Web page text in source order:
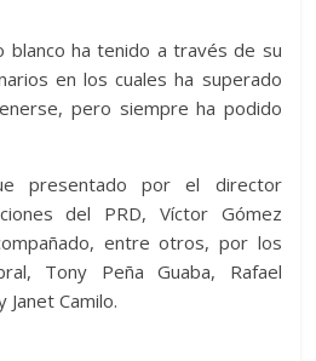
blanco ha tenido a través de su
en los cuales ha superado
pero siempre ha podido
presentado por el director
del PRD, Víctor Gómez
entre otros, por los
Tony Peña Guaba, Rafael
Janet Camilo.